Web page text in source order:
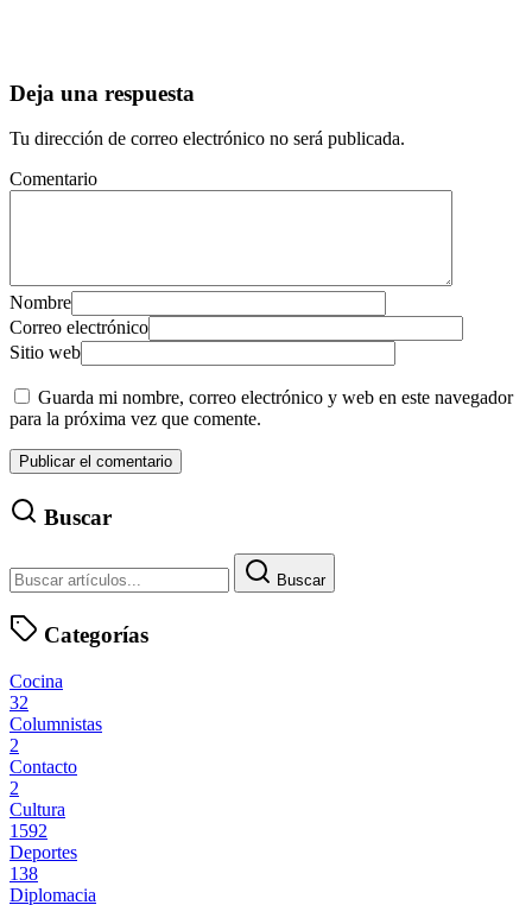
Deja una respuesta
Tu dirección de correo electrónico no será publicada.
Comentario
Nombre
Correo electrónico
Sitio web
Guarda mi nombre, correo electrónico y web en este navegador
para la próxima vez que comente.
Buscar
Buscar
Categorías
Cocina
32
Columnistas
2
Contacto
2
Cultura
1592
Deportes
138
Diplomacia